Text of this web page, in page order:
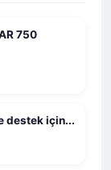
750
destek için...